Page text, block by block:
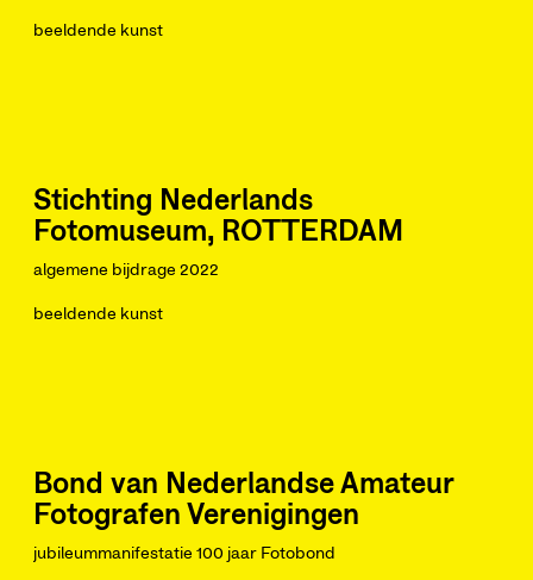
beeldende kunst
Stichting Nederlands
Fotomuseum, ROTTERDAM
algemene bijdrage 2022
beeldende kunst
Bond van Nederlandse Amateur
Fotografen Verenigingen
jubileummanifestatie 100 jaar Fotobond